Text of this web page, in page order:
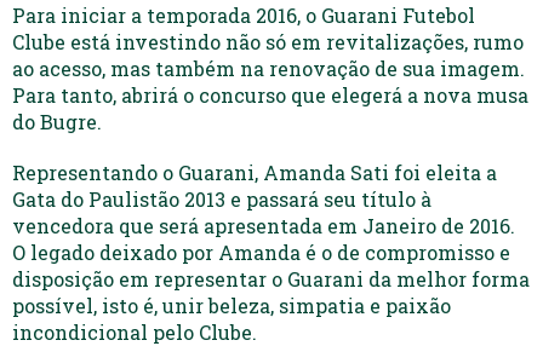
Para iniciar a temporada 2016, o Guarani Futebol
Clube está investindo não só em revitalizações, rumo
ao acesso, mas também na renovação de sua imagem.
Para tanto, abrirá o concurso que elegerá a nova musa
do Bugre.
Representando o Guarani, Amanda Sati foi eleita a
Gata do Paulistão 2013 e passará seu título à
vencedora que será apresentada em Janeiro de 2016.
O legado deixado por Amanda é o de compromisso e
disposição em representar o Guarani da melhor forma
possível, isto é, unir beleza, simpatia e paixão
incondicional pelo Clube.